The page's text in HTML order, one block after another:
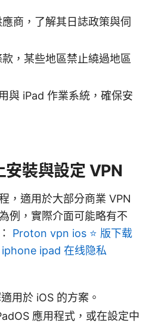
商，了解其日誌政策與伺
，某些地區禁止繞過地區
與 iPad 作業系統，確保安
安裝與設定 VPN
，適用於大部分商業 VPN
例，實際介面可能略有不
Proton vpn ios ⭐ 版下载
ipad 在线隐私
用於 iOS 的方案。
應用程式，或在設定中